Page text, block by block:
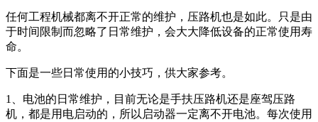
任何工程机械都离不开正常的维护，压路机也是如此。只是由
于时间限制而忽略了日常维护，会大大降低设备的正常使用寿
命。
下面是一些日常使用的小技巧，供大家参考。
1、电池的日常维护，目前无论是手扶压路机还是座驾压路
机，都是用电启动的，所以启动器一定离不开电池。每次使用